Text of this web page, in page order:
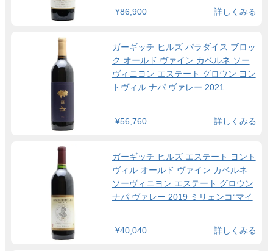
¥86,900 詳しくみる
ガーギッチ ヒルズ パラダイス ブロッ
ク オールド ヴァイン カベルネ ソー
ヴィニヨン エステート グロウン ヨン
トヴィル ナパ ヴァレー 2021
¥56,760 詳しくみる
ガーギッチ ヒルズ エステート ヨント
ヴィル オールド ヴァイン カベルネ
ソーヴィニヨン エステート グロウン
ナパ ヴァレー 2019 ミリェンコ“マイ
¥40,040 詳しくみる